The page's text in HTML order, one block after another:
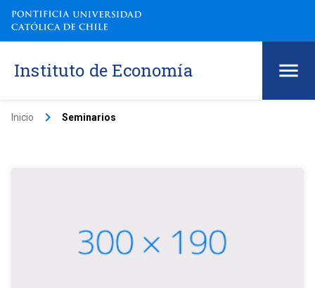
Instituto de Economía
Inicio keyboard_arrow_right Seminarios